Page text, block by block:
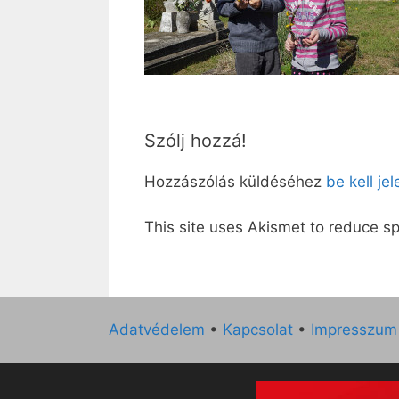
Szólj hozzá!
Hozzászólás küldéséhez be kell
This site uses Akismet to reduce
Adatvédelem • Kapcsolat • Impresszum